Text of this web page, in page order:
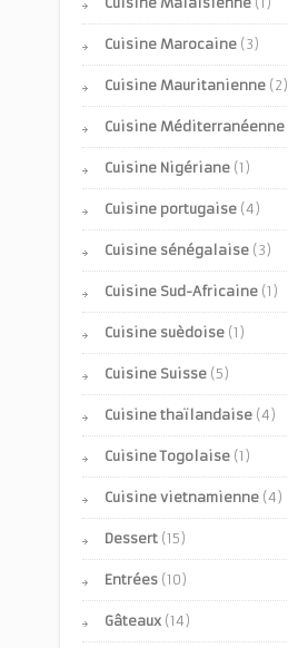
Cuisine Marocaine (3)
Cuisine Mauritanienne (2)
Cuisine Méditerranéenne
Cuisine Nigériane (1)
Cuisine portugaise (4)
Cuisine sénégalaise (3)
Cuisine Sud-Africaine (1)
Cuisine suèdoise (1)
Cuisine Suisse (5)
Cuisine thaïlandaise (4)
Cuisine Togolaise (1)
Cuisine vietnamienne (4)
Dessert (15)
Entrées (10)
Gâteaux (14)